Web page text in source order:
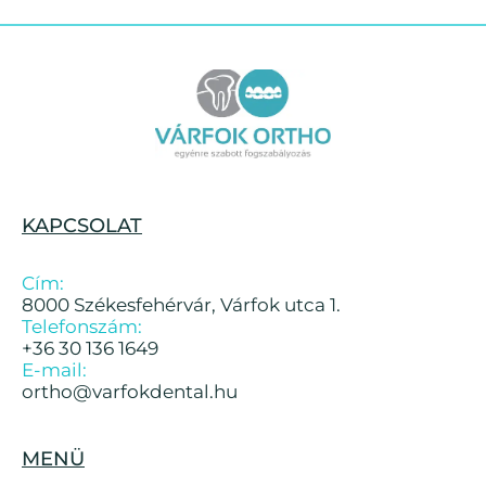
KAPCSOLAT
Cím:
8000 Székesfehérvár, Várfok utca 1.
Telefonszám:
+36 30 136 1649
E-mail:
ortho@varfokdental.hu
MENÜ